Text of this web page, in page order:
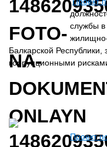
службы в
Балкарской
коррупционными
Проект